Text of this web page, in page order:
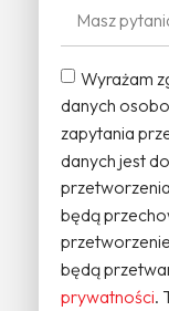
Wyrażam
danych
zapytania
danych jest
będą
będą
prywatności.